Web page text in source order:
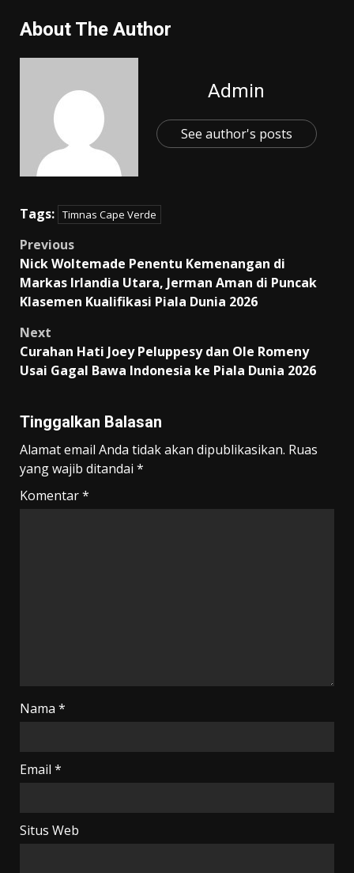
About The Author
Admin
See author's posts
Tags: Timnas Cape Verde
Post
navigation
Previous
Nick Woltemade Penentu Kemenangan di
Markas Irlandia Utara, Jerman Aman di Puncak
Klasemen Kualifikasi Piala Dunia 2026
Next
Curahan Hati Joey Peluppesy dan Ole Romeny
Usai Gagal Bawa Indonesia ke Piala Dunia 2026
Tinggalkan Balasan
Alamat email Anda tidak akan dipublikasikan. Ruas
yang wajib ditandai *
Komentar*
Nama *
Email *
Situs Web